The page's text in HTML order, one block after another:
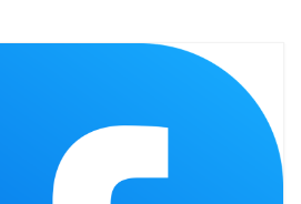
Pamięci “Żołnierzy
drzew